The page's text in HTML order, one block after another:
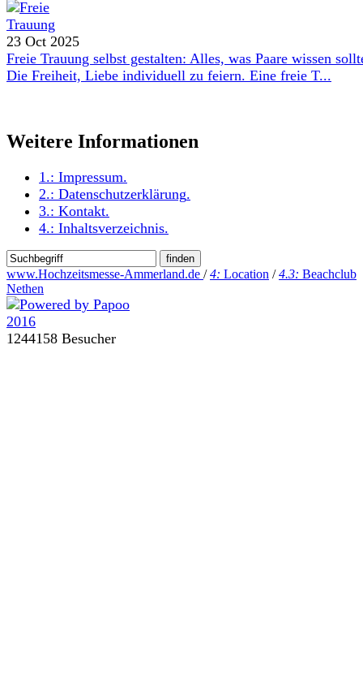
23 Oct 2025
Freie Trauung selbst gestalten: Alles, was Paare wissen
Die Freiheit, Liebe individuell zu feiern. Eine freie T...
Weitere Informationen
1.: Impressum.
2.: Datenschutzerklärung.
3.: Kontakt.
4.: Inhaltsverzeichnis.
www.Hochzeitsmesse-Ammerland.de /4: Location /4.3: Beachclub
Nethen
1244158 Besucher